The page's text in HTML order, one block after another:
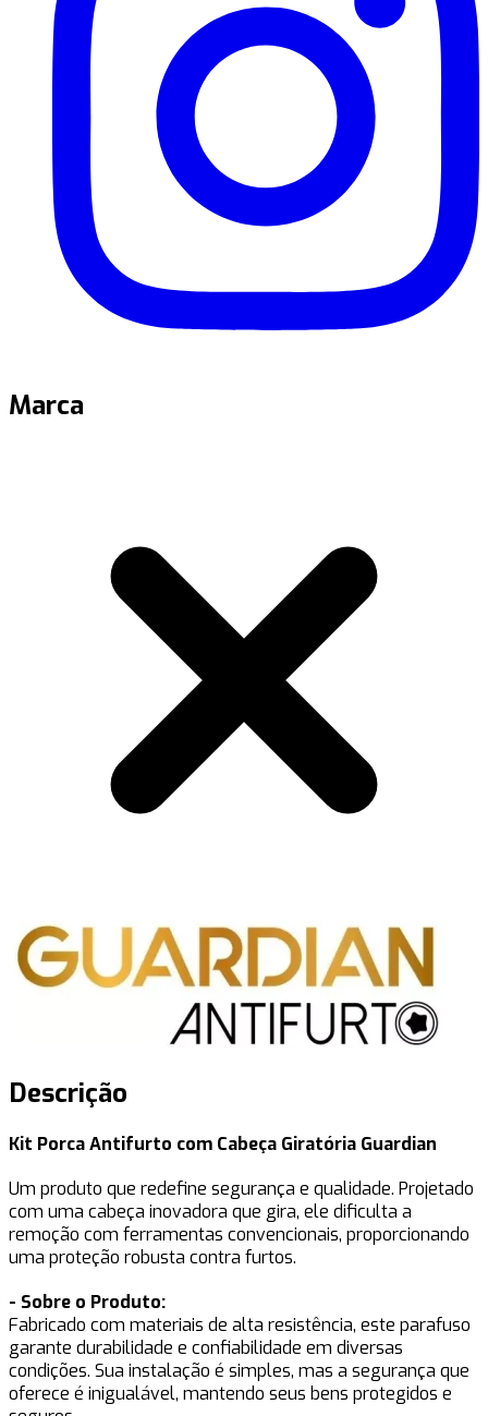
Marca
Descrição
Kit Porca Antifurto com Cabeça Giratória Guardian
Um produto que redefine segurança e qualidade. Projetado
com uma cabeça inovadora que gira, ele dificulta a
remoção com ferramentas convencionais, proporcionando
uma proteção robusta contra furtos.
- Sobre o Produto:
Fabricado com materiais de alta resistência, este parafuso
garante durabilidade e confiabilidade em diversas
condições. Sua instalação é simples, mas a segurança que
oferece é inigualável, mantendo seus bens protegidos e